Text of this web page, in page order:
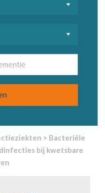
> Bacteriële
bij kwetsbare